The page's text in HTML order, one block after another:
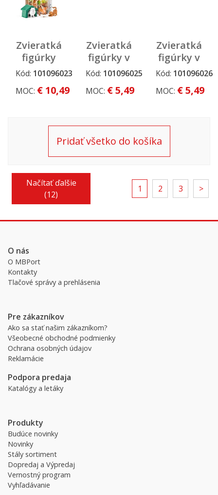
Zvieratká
figúrky
sada v
tube -
Stály
sortiment
Kód: 101096023
MOC: € 10,49
Zvieratká
figúrky v
tube -
Stály
sortiment
Moja Lienka
Kód: 101096025
MOC: € 5,49
Zvieratká
figúrky v
tube -
Stály
sortiment
Moja Lienka
Kód: 101096026
MOC: € 5,49
Pridať všetko do košíka
Načítať ďalšie
(12)
1 2 3 >
O nás
O MBPort
Kontakty
Tlačové správy a prehlásenia
Pre zákazníkov
Ako sa stať našim zákazníkom?
Všeobecné obchodné podmienky
Ochrana osobných údajov
Reklamácie
Podpora predaja
Katalógy a letáky
Produkty
Budúce novinky
Novinky
Stály sortiment
Dopredaj a Výpredaj
Vernostný program
Vyhľadávanie